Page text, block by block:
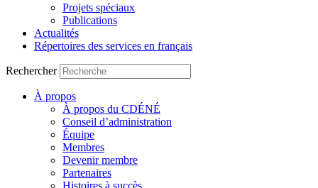
Projets spéciaux
Publications
Actualités
Répertoires des services en français
Rechercher
À propos
À propos du CDÉNÉ
Conseil d’administration
Équipe
Membres
Devenir membre
Partenaires
Histoires à succès